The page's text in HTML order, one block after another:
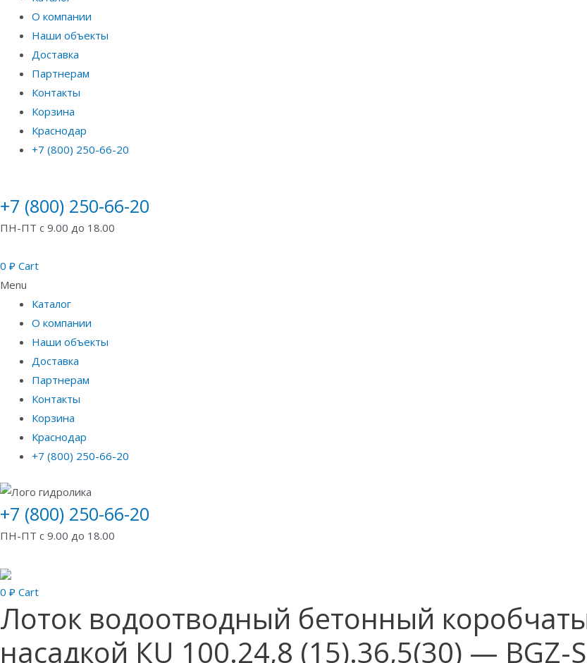
О компании
Наши объекты
Доставка
Партнерам
Контакты
Корзина
Краснодар
+7 (800) 250-66-20
+7 (800) 250-66-20
ПН-ПТ с 9.00 до 18.00
0 ₽ Cart
Menu
Каталог
О компании
Наши объекты
Доставка
Партнерам
Контакты
Корзина
Краснодар
+7 (800) 250-66-20
+7 (800) 250-66-20
ПН-ПТ с 9.00 до 18.00
0 ₽ Cart
Лоток водоотводный бетонный
насадкой КU 100.24,8 (15).36,5(30) — BGZ-